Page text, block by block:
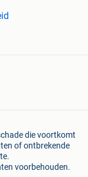
die voortkomt
of ontbrekende
voorbehouden.